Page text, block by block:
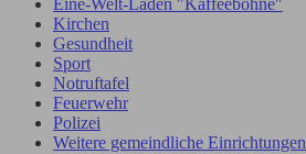
Eine-Welt-Laden "Kaffeebohne"
Kirchen
Gesundheit
Sport
Notruftafel
Feuerwehr
Polizei
Weitere gemeindliche Einrichtungen